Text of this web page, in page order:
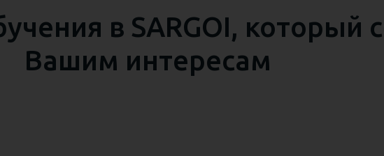
в SARGOI, который
Вашим интересам